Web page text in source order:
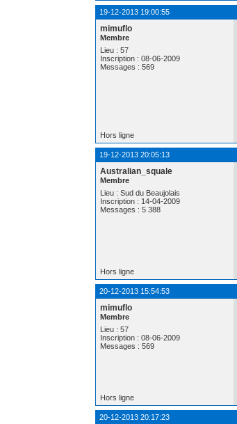
19-12-2013 19:00:55
mimuflo
Membre
Lieu : 57
Inscription : 08-06-2009
Messages : 569
Hors ligne
19-12-2013 20:05:13
Australian_squale
Membre
Lieu : Sud du Beaujolais
Inscription : 14-04-2009
Messages : 5 388
Hors ligne
20-12-2013 15:54:53
mimuflo
Membre
Lieu : 57
Inscription : 08-06-2009
Messages : 569
Hors ligne
20-12-2013 20:17:23